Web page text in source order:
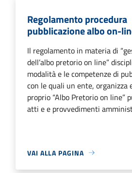
Regolamento procedura
pubblicazione albo on-
Il regolamento in materia di
dell’albo pretorio on line”
modalità e le competenze di
con le quali un ente, organizza
proprio “Albo Pretorio on line”
atti e e provvedimenti
VAI ALLA PAGINA